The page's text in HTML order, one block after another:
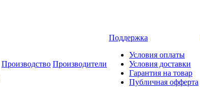
Производство Производители
Поддержка
Условия оплаты
Условия доставки
Гарантия на товар
Публичная офферта